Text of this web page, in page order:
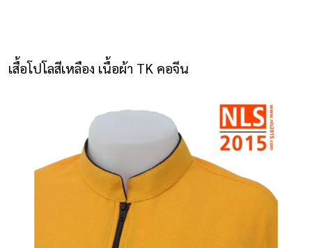
หน้าแรก
โปรแกรมออกแบบยูนิฟอร์ม
เสื้อโปโลสีเหลือง เนื้อผ้า TK คอจีน